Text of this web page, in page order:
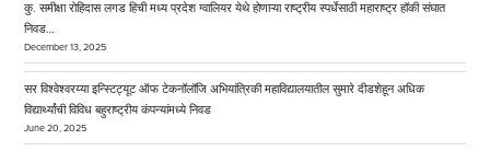
कु. समीक्षा रोहिदास लगड हिची मध्य प्रदेश ग्वालियर येथे होणाऱ्या राष्ट्रीय स्पर्धेसाठी महाराष्ट्र हॉकी संघात
निवड…
December 13, 2025
सर विश्वेश्वरय्या इन्स्टिट्यूट ऑफ टेकनॉलॉजि अभियांत्रिकी महाविद्यालयातील सुमारे दीडशेहून अधिक
विद्यार्थ्यांची विविध बहुराष्ट्रीय कंपन्यांमध्ये निवड
June 20, 2025